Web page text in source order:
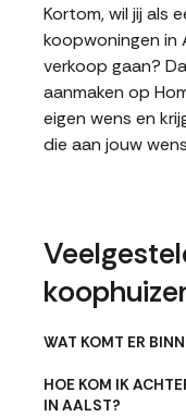
Kortom, wil jij als
koopwoningen in
verkoop gaan?
aanmaken op
eigen wens en
die aan jouw
WAT KOMT ER
HOE KOM IK
IN AALST?